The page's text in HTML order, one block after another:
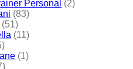
Personal (2)
(83)
(51)
(11)
(1)